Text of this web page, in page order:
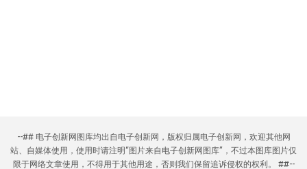
--## 电子创新网图库均出自电子创新网，版权归属电子创新网，欢迎其他网
站、自媒体使用，使用时请注明“图片来自电子创新网图库”，不过本图库图片仅
限于网络文章使用，不得用于其他用途，否则我们保留追诉侵权的权利。 ##--